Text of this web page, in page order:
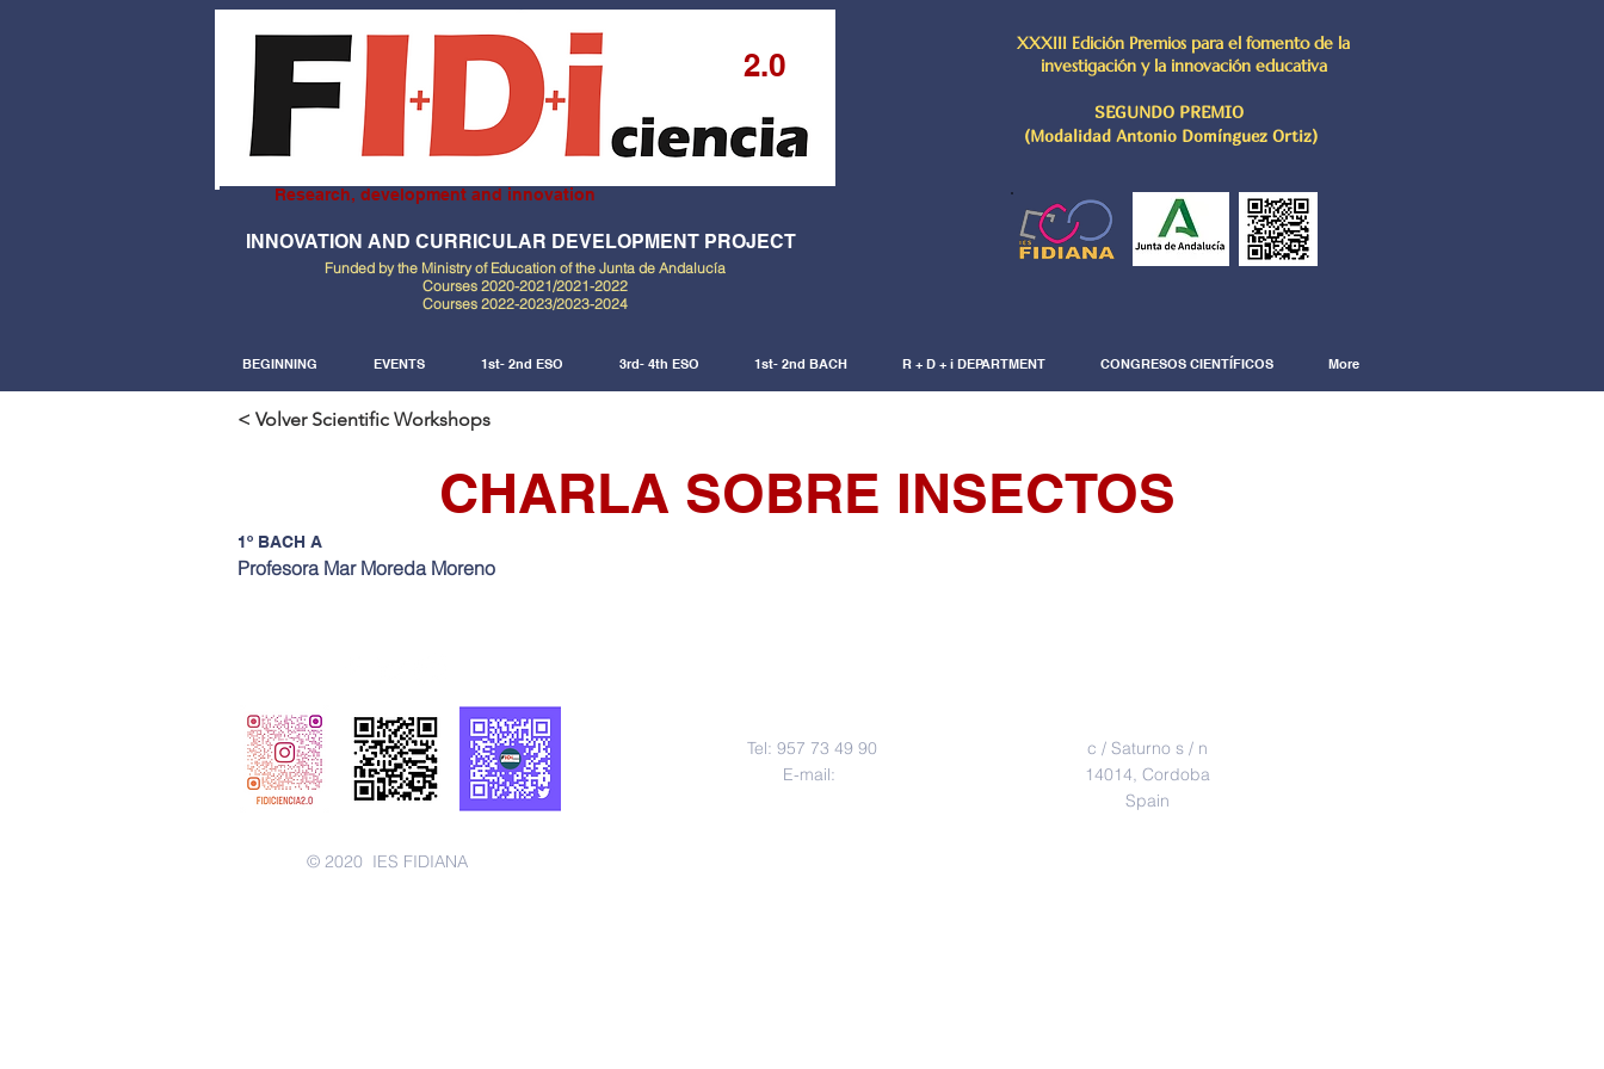
2.0
Research, development and innovation
INNOVATION AND CURRICULAR DEVELOPMENT PROJECT
Funded by the Ministry of Education of the Junta de Andalucía
Courses 2020-2021/2021-2022
Courses 2022-2023/2023-2024
XXXIII Edición Premios para el fomento de la
investigación y la innovación educativa
SEGUNDO PREMIO
(Modalidad Antonio Domínguez Ortiz)
BEGINNING EVENTS 1st- 2nd ESO 3rd- 4th ESO 1st- 2nd BACH R + D + i DEPARTMENT CONGRESOS CIENTÍFICOS More
< Volver Scientific Workshops
CHARLA SOBRE INSECTOS
1º BACH A
Profesora Mar Moreda Moreno
Tel: 957 73 49 90
E-mail:
c / Saturno s / n
14014, Cordoba
Spain
© 2020 IES FIDIANA